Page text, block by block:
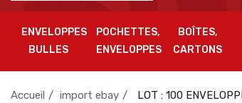
ENVELOPPES
BULLES
POCHETTES,
ENVELOPPES
BOÎTES,
CARTONS
Accueil import ebay LOT : 100